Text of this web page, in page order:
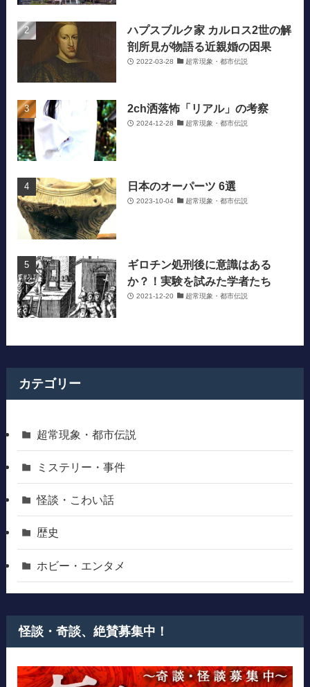
ハプスブルク家 カルロス2世の解
剖所見が物語る近親婚の因果
2022-03-28 超常現象・都市伝説
2ch洒落怖「リアル」の考察
2024-12-28 超常現象・都市伝説
日本のオーパーツ 6選
2023-10-04 超常現象・都市伝説
ギロチン処刑後に意識はある
か？！実験を試みた学者たち
2021-12-20 超常現象・都市伝説
カテゴリー
超常現象・都市伝説
ミステリー・事件
怪談・こわい話
歴史
ホビー・エンタメ
怪談・奇談、絶賛募集中！